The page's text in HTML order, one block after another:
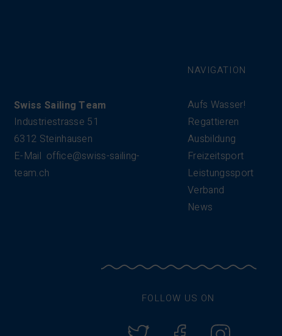
Swiss Sailing Team
Industriestrasse 51
6312 Steinhausen
E-Mail office@swiss-sailing-
team.ch
NAVIGATION
Aufs Wasser!
Regattieren
Ausbildung
Freizeitsport
Leistungssport
Verband
News
FOLLOW US ON
Twitter FacebookInstagram